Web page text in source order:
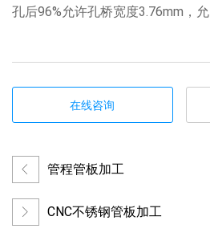
孔后96%允许孔桥宽度3.76mm，允
在线咨询
管程管板加工
CNC不锈钢管板加工